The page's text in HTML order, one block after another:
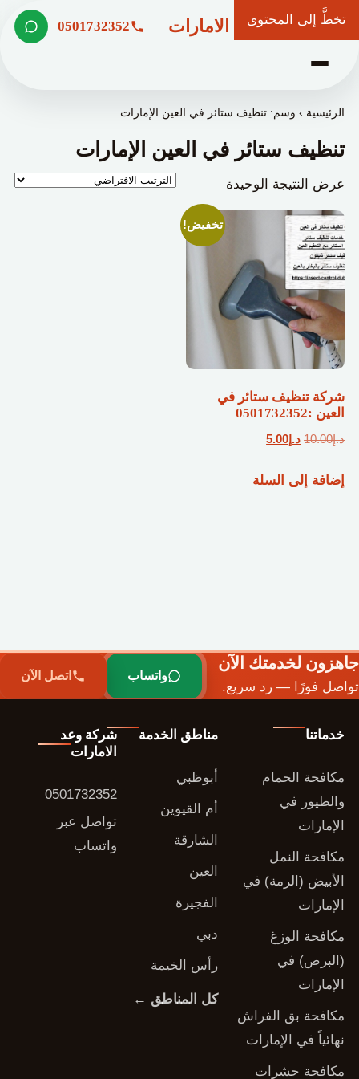
تخطَّ إلى المحتوى
شركة وعد الامارات 0501732352
الرئيسية ›وسم: تنظيف ستائر في العين الإمارات
تنظيف ستائر في العين الإمارات
عرض النتيجة الوحيدة
تخفيض!
شركة تنظيف ستائر في
العين :0501732352
د.إ10.00 السعر
هو:
د.إ 5.00السعر
هو:
إضافة إلى السلة
جاهزون لخدمتك الآن
تواصل فورًا — رد سريع.
واتساب اتصل الآن
خدماتنا
مكافحة الحمام
والطيور في
الإمارات
مكافحة النمل
الأبيض (الرمة) في
الإمارات
مكافحة الوزغ
(البرص) في
الإمارات
مكافحة بق الفراش
نهائياً في الإمارات
مكافحة حشرات
مناطق الخدمة
أبوظبي
أم القيوين
الشارقة
العين
الفجيرة
دبي
رأس الخيمة
كل المناطق ←
شركة وعد
الامارات
0501732352
تواصل عبر
واتساب